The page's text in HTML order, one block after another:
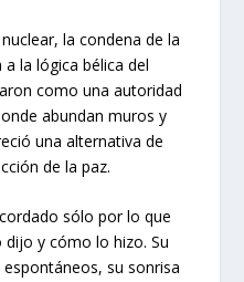
la condena de la
la lógica bélica del
como una autoridad
abundan muros y
una alternativa de
de la paz.
sólo por lo que
y cómo lo hizo. Su
su sonrisa